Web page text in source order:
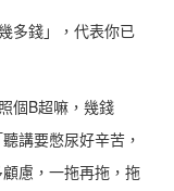
多錢」，代表你已
個B超嘛，幾錢
講要憋尿好辛苦，
慮，一拖再拖，拖